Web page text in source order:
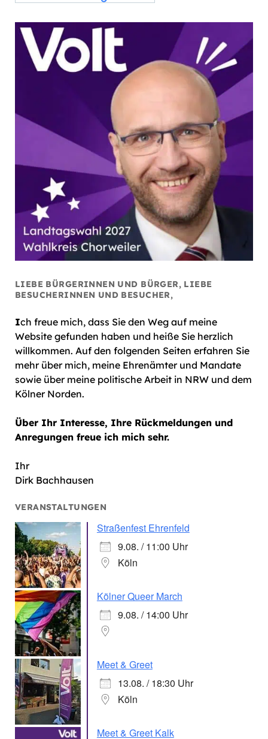
LIEBE BÜRGERINNEN UND BÜRGER, LIEBE
BESUCHERINNEN UND BESUCHER,
Ich freue mich, dass Sie den Weg auf meine
Website gefunden haben und heiße Sie herzlich
willkommen. Auf den folgenden Seiten erfahren Sie
mehr über mich, meine Ehrenämter und Mandate
sowie über meine politische Arbeit in NRW und dem
Kölner Norden.
Über Ihr Interesse, Ihre Rückmeldungen und
Anregungen freue ich mich sehr.
Ihr
Dirk Bachhausen
VERANSTALTUNGEN
Straßenfest Ehrenfeld
9.08. / 11:00 Uhr
Köln
Kölner Queer March
9.08. / 14:00 Uhr
Meet & Greet
13.08. / 18:30 Uhr
Köln
Meet & Greet Kalk